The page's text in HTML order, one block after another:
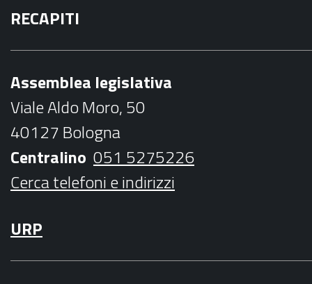
c
e
o
k
i
t
r
t
r
a
m
t
b
e
l
RECAPITI
Assemblea legislativa
Viale Aldo Moro, 50
40127 Bologna
Centralino 051 5275226
Cerca telefoni e indirizzi
URP